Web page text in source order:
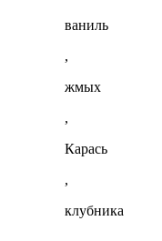
ваниль
,
жмых
,
Карась
,
клубника